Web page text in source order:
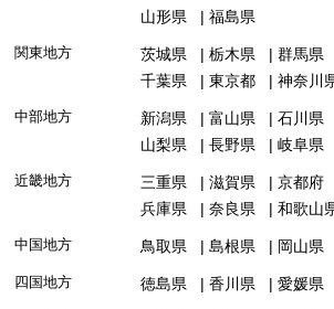
山形県
福島県
関東地方 茨城県 栃木県 群馬県
千葉県
東京都 神奈川
中部地方 新潟県 富山県 石川県
山梨県
長野県 岐阜県
近畿地方 三重県 滋賀県 京都府
兵庫県
奈良県 和歌山
中国地方 鳥取県 島根県 岡山県
四国地方 徳島県 香川県 愛媛県